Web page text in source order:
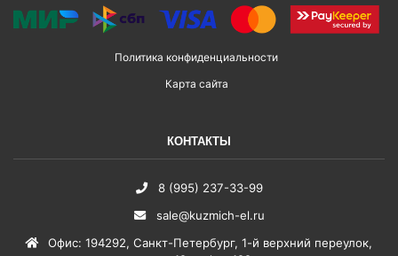
Политика конфиденциальности
Карта сайта
КОНТАКТЫ
8 (995) 237-33-99
sale@kuzmich-el.ru
Офис: 194292, Санкт-Петербург, 1-й верхний переулок,